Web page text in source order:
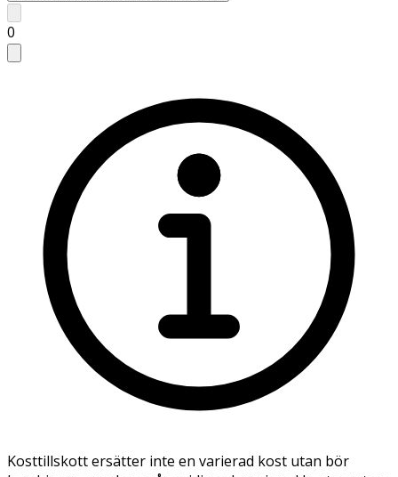
0
Kosttillskott ersätter inte en varierad kost utan bör